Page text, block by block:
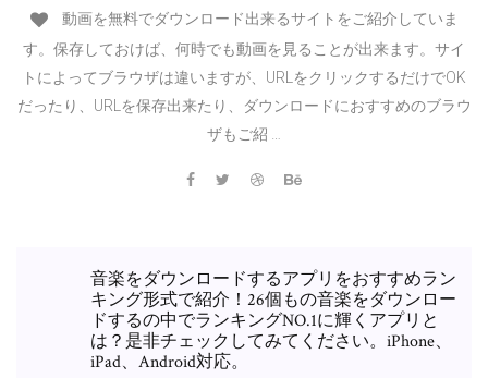
動画を無料でダウンロード出来るサイトをご紹介していま
す。保存しておけば、何時でも動画を見ることが出来ます。サイ
トによってブラウザは違いますが、URLをクリックするだけでOK
だったり、URLを保存出来たり、ダウンロードにおすすめのブラウ
ザもご紹 …
音楽をダウンロードするアプリをおすすめラン
キング形式で紹介！26個もの音楽をダウンロー
ドするの中でランキングNO.1に輝くアプリと
は？是非チェックしてみてください。iPhone、
iPad、Android対応。